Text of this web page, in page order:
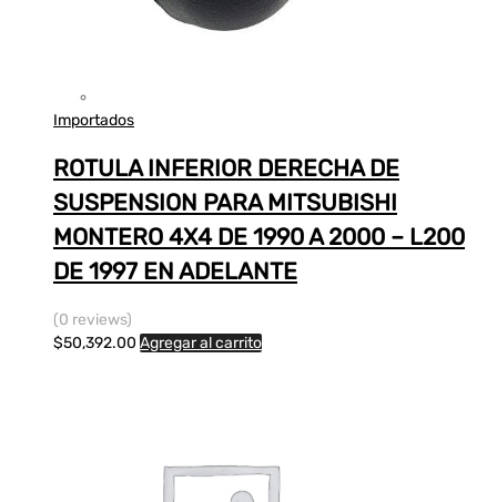
Importados
ROTULA INFERIOR DERECHA DE
SUSPENSION PARA MITSUBISHI
MONTERO 4X4 DE 1990 A 2000 – L200
DE 1997 EN ADELANTE
(0 reviews)
$50,392.00 Agregar al carrito